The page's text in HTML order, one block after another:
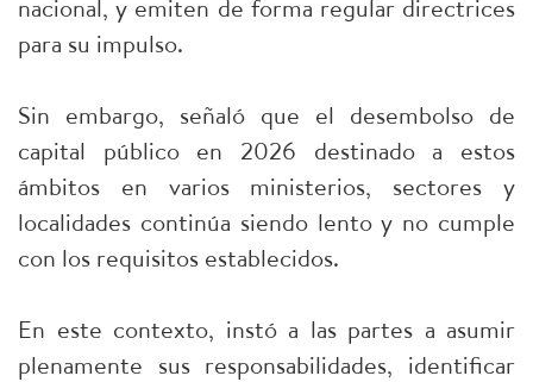
nacional, y emiten de forma regular directrices
para su impulso.
Sin embargo, señaló que el desembolso de
capital público en 2026 destinado a estos
ámbitos en varios ministerios, sectores y
localidades continúa siendo lento y no cumple
con los requisitos establecidos.
En este contexto, instó a las partes a asumir
plenamente sus responsabilidades, identificar